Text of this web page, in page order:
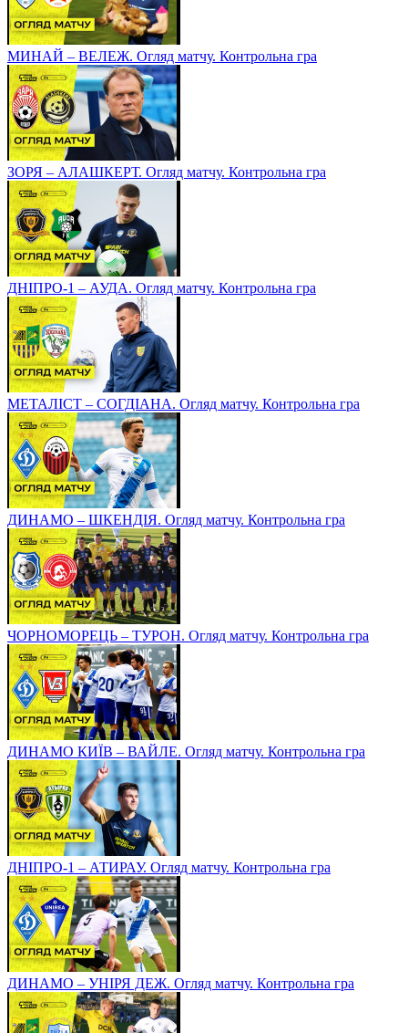
МИНАЙ – ВЕЛЕЖ. Огляд матчу. Контрольна гра
ЗОРЯ – АЛАШКЕРТ. Огляд матчу. Контрольна гра
ДНІПРО-1 – АУДА. Огляд матчу. Контрольна гра
МЕТАЛІСТ – СОГДІАНА. Огляд матчу. Контрольна гра
ДИНАМО – ШКЕНДІЯ. Огляд матчу. Контрольна гра
ЧОРНОМОРЕЦЬ – ТУРОН. Огляд матчу. Контрольна гра
ДИНАМО КИЇВ – ВАЙЛЕ. Огляд матчу. Контрольна гра
ДНІПРО-1 – АТИРАУ. Огляд матчу. Контрольна гра
ДИНАМО – УНІРЯ ДЕЖ. Огляд матчу. Контрольна гра